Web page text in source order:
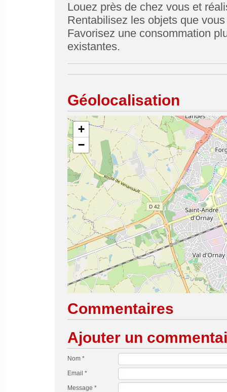
Louez près de chez vous et
Rentabilisez les objets que
Favorisez une consommation
existantes.
Géolocalisation
+
−
Commentaires
Ajouter un
Nom *
Email *
Message *